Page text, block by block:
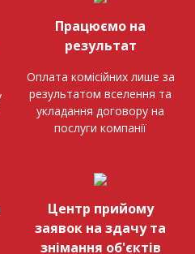
Працюємо на
результат
Оплата комісійних лише за
результатом вселення та
укладання договору на
послуги компанії
Центр прийому
заявок на здачу та
знімання об'єктів